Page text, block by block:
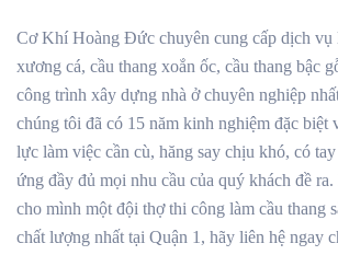
Cơ Khí Hoàng Đức chuyên cung cấp dịch vụ
xương cá, cầu thang xoắn ốc, cầu thang bậc
công trình xây dựng nhà ở chuyên nghiệp
chúng tôi đã có 15 năm kinh nghiệm đặc biệt
lực làm việc cần cù, hăng say chịu khó, có tay
ứng đầy đủ mọi nhu cầu của quý khách đề
cho mình một đội thợ thi công làm cầu thang
chất lượng nhất tại Quận 1, hãy liên hệ ngay